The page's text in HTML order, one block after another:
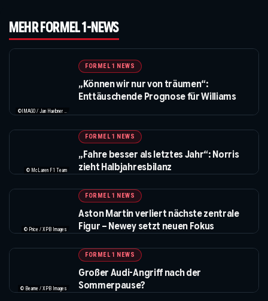
MEHR FORMEL 1-NEWS
FORMEL 1 NEWS
„Können wir nur von träumen“:
Enttäuschende Prognose für Williams
© McLaren F1 Team
FORMEL 1 NEWS
„Fahre besser als letztes Jahr“: Norris
zieht Halbjahresbilanz
© Price / XPB Images
FORMEL 1 NEWS
Aston Martin verliert nächste zentrale
Figur – Newey setzt neuen Fokus
© Bearne / XPB Images
FORMEL 1 NEWS
Großer Audi-Angriff nach der
Sommerpause?